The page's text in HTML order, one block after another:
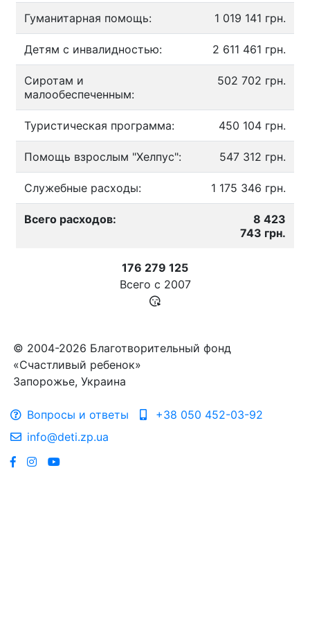
Гуманитарная помощь: 1 019 141 грн.
Детям с инвалидностью: 2 611 461 грн.
Сиротам и
малообеспеченным:
502 702 грн.
Туристическая программа: 450 104 грн.
Помощь взрослым "Хелпус": 547 312 грн.
Служебные расходы: 1 175 346 грн.
Всего расходов:
8 423
743 грн.
176 279 125
Всего с 2007
© 2004-2026 Благотворительный фонд
«Счастливый ребенок»
Запорожье, Украина
Вопросы и ответы
+38 050 452-03-92
info@deti.zp.ua